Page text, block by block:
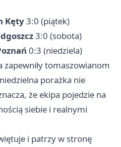
Kęty3:0 (piątek)
3:0 (sobota)
0:3 (niedziela)
zapewniły tomaszowianom
porażka nie
że ekipa pojedzie na
siebie i realnymi
i patrzy w stronę